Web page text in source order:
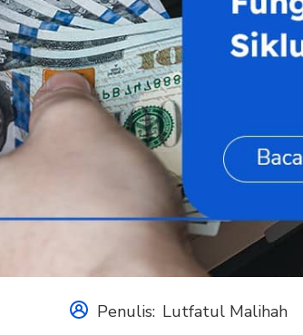
Penulis: Lutfatul Malihah